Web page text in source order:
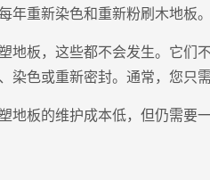
年重新染色和重新粉刷木地板。
地板，这些都不会发生。它们
染色或重新密封。通常，您只
地板的维护成本低，但仍需要